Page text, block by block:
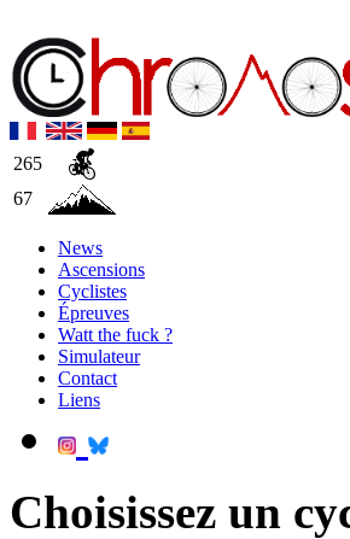
265
67
News
Ascensions
Cyclistes
Épreuves
Watt the fuck ?
Simulateur
Contact
Liens
Choisissez un